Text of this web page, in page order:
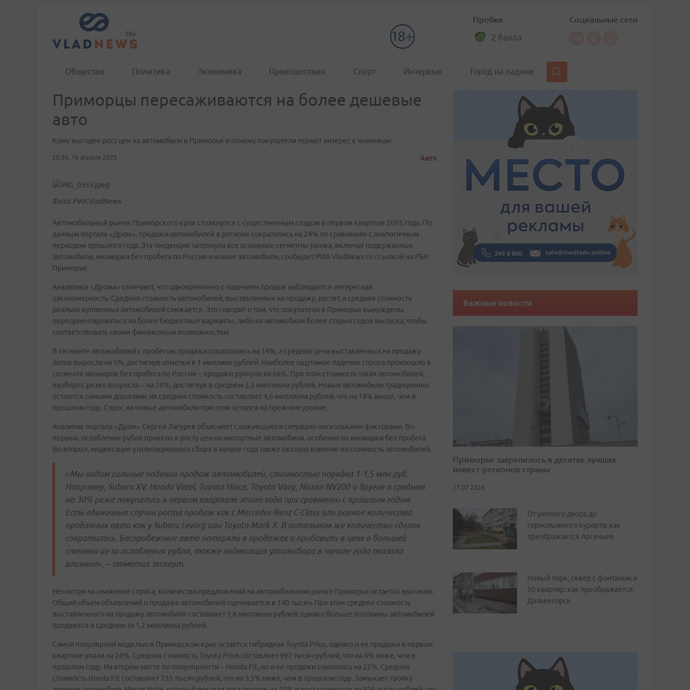
Пробки
2 балла
Социальные сети
Общество Политика Экономика Происшествия Спорт Интервью Город на ладони
Приморцы пересаживаются на более дешевые
авто
Кому выгоден рост цен на автомобили в Приморье и почему покупатели теряют интерес к новинкам
20:36, 16 апреля 2025 Авто
Фото: РИА VladNews
Автомобильный рынок Приморского края столкнулся с существенным спадом в первом квартале 2025 года. По
данным портала «Дром», продажи автомобилей в регионе сократились на 24% по сравнению с аналогичным
периодом прошлого года. Эта тенденция затронула все основные сегменты рынка, включая подержанные
автомобили, иномарки без пробега по России и новые автомобили, сообщает РИА VladNews со ссылкой на РБК
Приморье.
Аналитики «Дрома» отмечают, что одновременно с падением продаж наблюдается интересная
закономерность. Средняя стоимость автомобилей, выставленных на продажу, растет, а средняя стоимость
реально купленных автомобилей снижается. Это говорит о том, что покупатели в Приморье вынуждены
переориентироваться на более бюджетные варианты, либо на автомобили более старых годов выпуска, чтобы
соответствовать своим финансовым возможностям.
В сегменте автомобилей с пробегом продажи сократились на 14%, а средняя цена выставленных на продажу
лотов выросла на 5%, достигнув отметки в 1 миллион рублей. Наиболее ощутимое падение спроса произошло в
сегменте иномарок без пробега по России – продажи рухнули на 66%. При этом стоимость таких автомобилей,
наоборот, резко возросла – на 26%, достигнув в среднем 2,3 миллиона рублей. Новые автомобили традиционно
остаются самыми дорогими: их средняя стоимость составляет 4,6 миллиона рублей, что на 18% выше, чем в
прошлом году. Спрос на новые автомобили при этом остался на прежнем уровне.
Аналитик портала «Дром» Сергей Лагурев объясняет сложившуюся ситуацию несколькими факторами. Во-
первых, ослабление рубля привело к росту цен на импортные автомобили, особенно на иномарки без пробега.
Во-вторых, индексация утилизационного сбора в начале года также оказала влияние на стоимость автомобилей.
«Мы видим сильные падения продаж автомобилей, стоимостью порядка 1-1,5 млн руб.
Например, Subaru XV, Honda Vezel, Toyota Hiace, Toyota Voxy, Nissan NV200 и другие в среднем
на 30% реже покупались в первом квартале этого года при сравнении с прошлым годом.
Есть единичные случаи роста продаж как с Mercedes-Benz C-Class или равное количество
проданных авто как у Subaru Levorg или Toyota Mark X. В остальном же количество сделок
сократилось. Беспробежные авто потеряли в продажах и прибавили в цене в большей
степени из-за ослабления рубля, также индексация утильсбора в начале года оказала
влияние», – отметил эксперт.
Несмотря на снижение спроса, количество предложений на автомобильном рынке Приморья остается высоким.
Общий объем объявлений о продаже автомобилей оценивается в 140 тысяч. При этом средняя стоимость
выставленного на продажу автомобиля составляет 1,8 миллиона рублей, однако больше половины автомобилей
продаются в среднем за 1,2 миллиона рублей.
Самой популярной моделью в Приморском крае остается гибридная Toyota Prius, однако и ее продажи в первом
квартале упали на 28%. Средняя стоимость Toyota Prius составляет 997 тысяч рублей, что на 4% ниже, чем в
прошлом году. На втором месте по популярности – Honda Fit, но и ее продажи снизились на 22%. Средняя
стоимость Honda Fit составляет 735 тысяч рублей, что на 3,5% ниже, чем в прошлом году. Замыкает тройку
Важные новости
Приморье закрепилось в десятке лучших
инвест-регионов страны
17.07.2026
От уютного двора до
горнолыжного курорта: как
преображается Арсеньев
Новый парк, сквер с фонтаном и
50 квартир: как преображается
Дальнегорск